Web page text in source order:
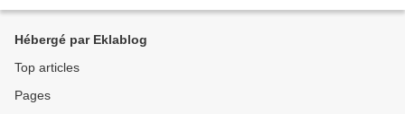
Hébergé par Eklablog
Top articles
Pages